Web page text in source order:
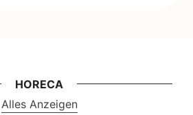
HORECA
Alles Anzeigen